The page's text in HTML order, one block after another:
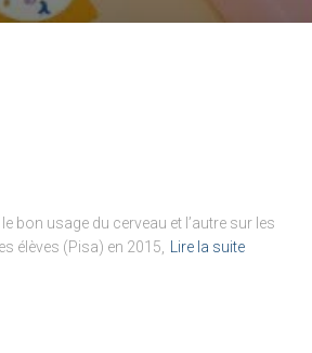
bon usage du cerveau et l’autre sur les
élèves (Pisa) en 2015,
Lire la suite